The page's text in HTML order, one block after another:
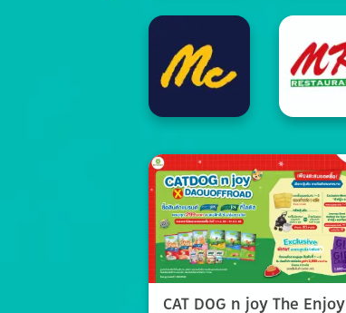
CAT DOG n joy The Enjoy